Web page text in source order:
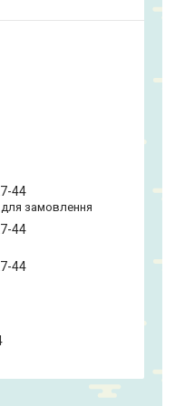
44
замовлення
44
44